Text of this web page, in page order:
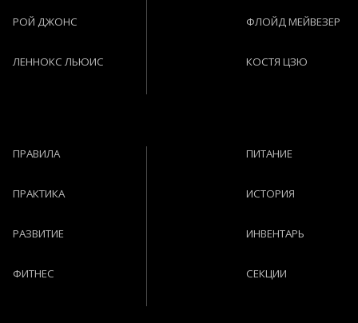
РОЙ ДЖОНС
ЛЕННОКС ЛЬЮИС
ФЛОЙД МЕЙВЕЗЕР
КОСТЯ ЦЗЮ
ПРАВИЛА
ПРАКТИКА
РАЗВИТИЕ
ФИТНЕС
ПИТАНИЕ
ИСТОРИЯ
ИНВЕНТАРЬ
СЕКЦИИ